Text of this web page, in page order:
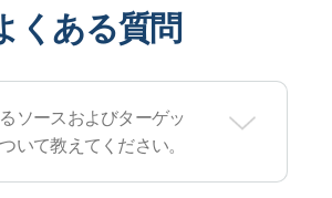
くある質問
ソースおよびターゲッ
いて教えてください。